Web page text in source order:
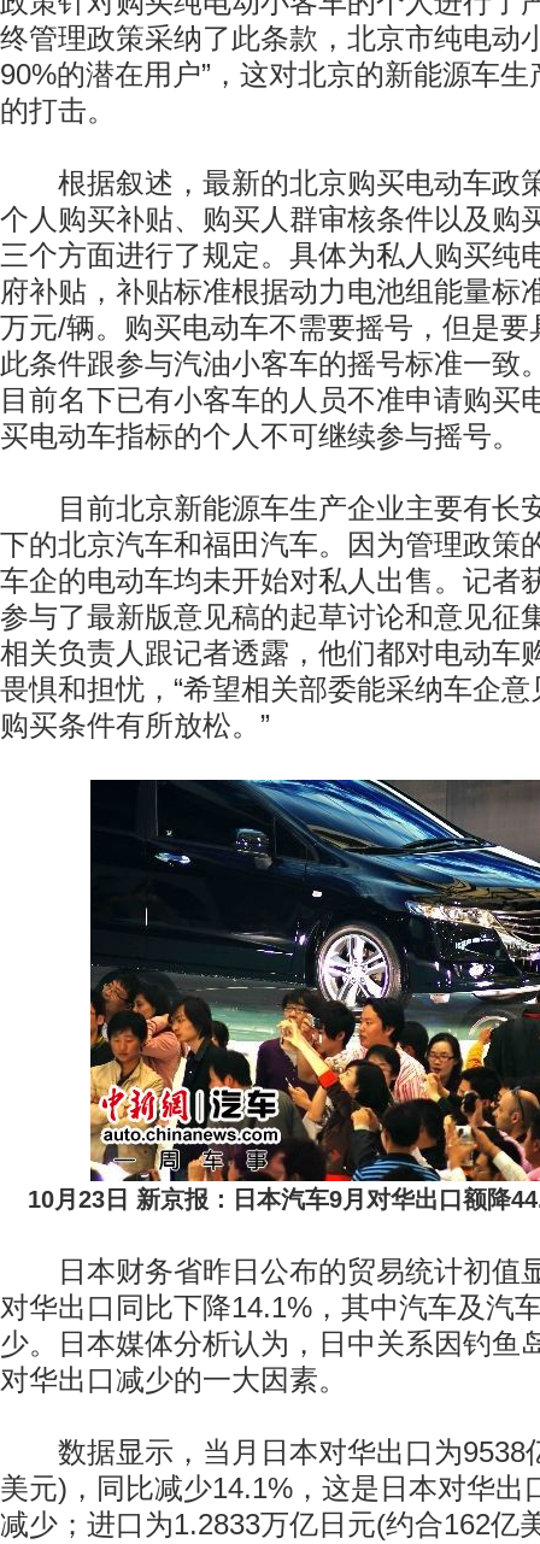
终管理政策采纳了此条款，北京市纯电动
90%的潜在用户”，这对北京的新能源车
的打击。
根据叙述，最新的北京购买电动车政
个人购买补贴、购买人群审核条件以及购
三个方面进行了规定。具体为私人购买纯
府补贴，补贴标准根据动力电池组能量标
万元/辆。购买电动车不需要摇号，但是要
此条件跟参与汽油小客车的摇号标准一致
目前名下已有小客车的人员不准申请购买
买电动车指标的个人不可继续参与摇号。
目前北京新能源车生产企业主要有长
下的北京汽车和福田汽车。因为管理政策
车企的电动车均未开始对私人出售。记者
参与了最新版意见稿的起草讨论和意见征
相关负责人跟记者透露，他们都对电动车
畏惧和担忧，“希望相关部委能采纳车企
购买条件有所放松。”
10月23日 新京报：日本汽车9月对华出口额降
日本财务省昨日公布的贸易统计初值
对华出口同比下降14.1%，其中汽车及汽
少。日本媒体分析认为，日中关系因钓鱼
对华出口减少的一大因素。
数据显示，当月日本对华出口为9538
美元)，同比减少14.1%，这是日本对华出
减少；进口为1.2833万亿日元(约合162亿